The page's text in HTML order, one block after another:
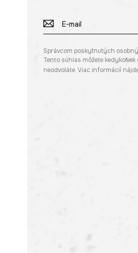
Správcom poskytnutých
Tento súhlas môžete
neodvoláte. Viac informácií